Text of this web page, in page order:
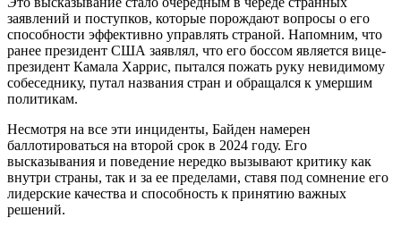
заявлений и поступков, которые порождают вопросы о его
способности эффективно управлять страной. Напомним, что
ранее президент США заявлял, что его боссом является вице-
президент Камала Харрис, пытался пожать руку невидимому
собеседнику, путал названия стран и обращался к умершим
политикам.
Несмотря на все эти инциденты, Байден намерен
баллотироваться на второй срок в 2024 году. Его
высказывания и поведение нередко вызывают критику как
внутри страны, так и за ее пределами, ставя под сомнение его
лидерские качества и способность к принятию важных
решений.